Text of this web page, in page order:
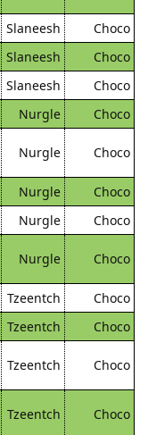
Slaneesh
Choco
Slaneesh
Choco
Slaneesh
Choco
Nurgle Choco
Nurgle Choco
Nurgle
Choco
Nurgle Choco
Nurgle Choco
Tzeentch
Choco
Tzeentch
Choco
Tzeentch Choco
Tzeentch Choco